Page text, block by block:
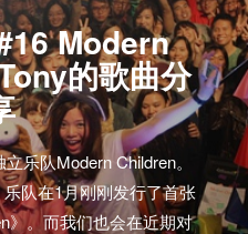
Modern
的歌曲分
乐队Modern Children。
队在1月刚刚发行了首张
》。而我们也会在近期对